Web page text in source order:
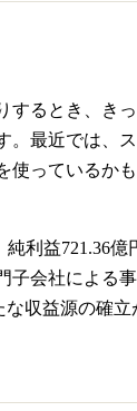
るとき、き
最近では、
っているか
利益721.36
会社による
収益源の確